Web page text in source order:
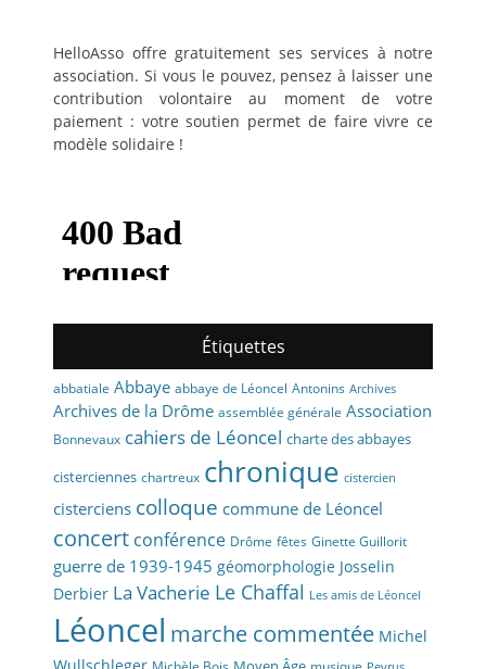
HelloAsso offre gratuitement ses services à notre
association. Si vous le pouvez, pensez à laisser une
contribution volontaire au moment de votre
paiement : votre soutien permet de faire vivre ce
modèle solidaire !
Étiquettes
abbatiale Abbaye abbaye de Léoncel Antonins Archives
Archives de la Drôme assemblée générale Association
Bonnevaux cahiers de Léoncel charte des abbayes
cisterciennes chartreux chronique cistercien
cisterciens colloque commune de Léoncel
concert conférence Drôme fêtes Ginette Guillorit
guerre de 1939-1945 géomorphologie Josselin
Derbier La Vacherie Le Chaffal Les amis de Léoncel
Léoncel marche commentée Michel